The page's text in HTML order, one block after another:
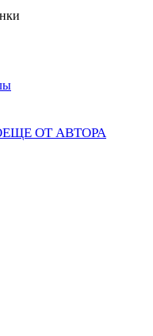
ЕЩЕ ОТ АВТОРА